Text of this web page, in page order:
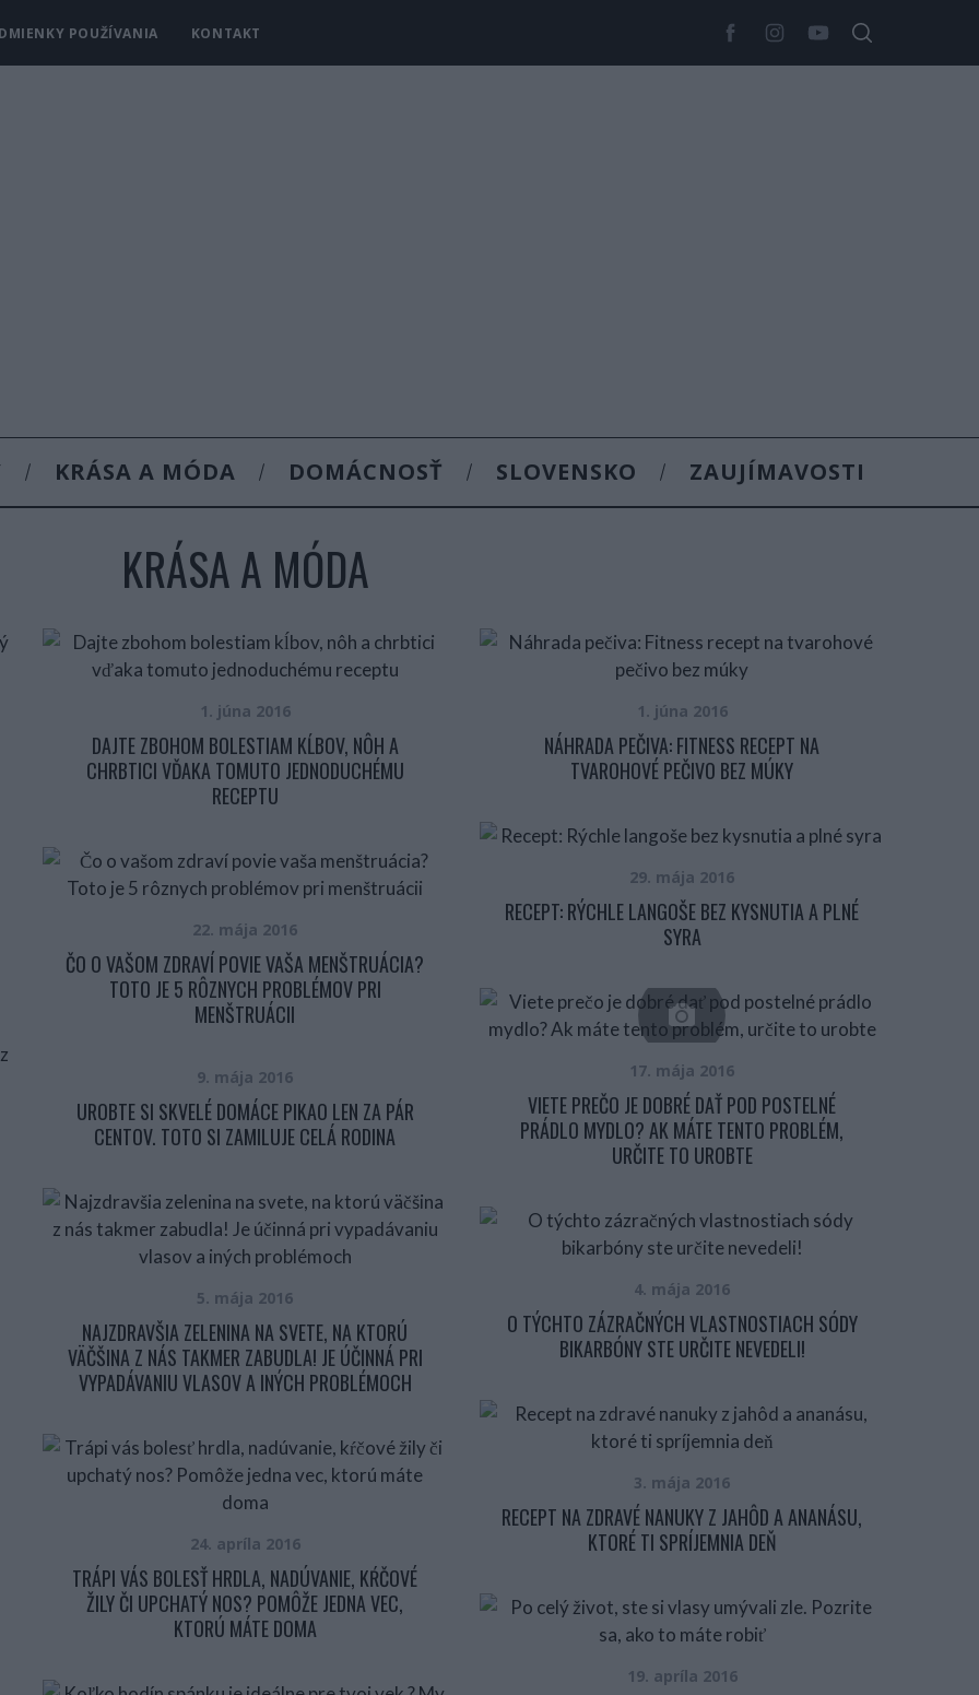
POUŽÍVANIA KONTAKT
KRÁSA A MÓDA DOMÁCNOSŤ SLOVENSKO ZAUJÍMAVOSTI
KRÁSA A MÓDA
1. júna 2016
DAJTE ZBOHOM BOLESTIAM KĹBOV, NÔH A
CHRBTICI VĎAKA TOMUTO JEDNODUCHÉMU
RECEPTU
1. júna 2016
NÁHRADA PEČIVA: FITNESS RECEPT NA
TVAROHOVÉ PEČIVO BEZ MÚKY
29. mája 2016
RECEPT: RÝCHLE LANGOŠE BEZ KYSNUTIA A PLNÉ
SYRA
22. mája 2016
ČO O VAŠOM ZDRAVÍ POVIE VAŠA MENŠTRUÁCIA?
TOTO JE 5 RÔZNYCH PROBLÉMOV PRI
MENŠTRUÁCII
17. mája 2016
VIETE PREČO JE DOBRÉ DAŤ POD POSTELNÉ
PRÁDLO MYDLO? AK MÁTE TENTO PROBLÉM,
URČITE TO UROBTE
9. mája 2016
UROBTE SI SKVELÉ DOMÁCE PIKAO LEN ZA PÁR
CENTOV. TOTO SI ZAMILUJE CELÁ RODINA
5. mája 2016
NAJZDRAVŠIA ZELENINA NA SVETE, NA KTORÚ
VÄČŠINA Z NÁS TAKMER ZABUDLA! JE ÚČINNÁ PRI
VYPADÁVANIU VLASOV A INÝCH PROBLÉMOCH
4. mája 2016
O TÝCHTO ZÁZRAČNÝCH VLASTNOSTIACH SÓDY
BIKARBÓNY STE URČITE NEVEDELI!
3. mája 2016
RECEPT NA ZDRAVÉ NANUKY Z JAHÔD A ANANÁSU,
KTORÉ TI SPRÍJEMNIA DEŇ
24. apríla 2016
TRÁPI VÁS BOLESŤ HRDLA, NADÚVANIE, KŔČOVÉ
ŽILY ČI UPCHATÝ NOS? POMÔŽE JEDNA VEC,
KTORÚ MÁTE DOMA
19. apríla 2016